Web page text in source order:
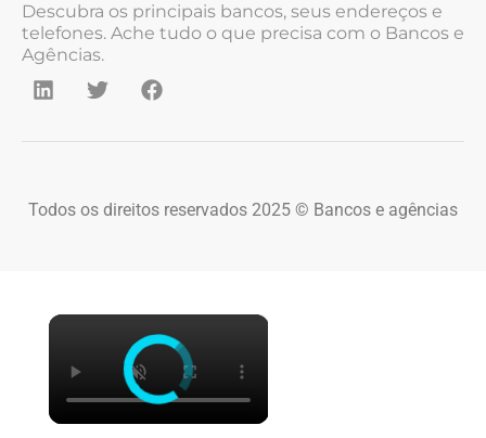
Descubra os principais bancos, seus endereços e
telefones. Ache tudo o que precisa com o Bancos e
Agências.
Todos os direitos reservados 2025 © Bancos e agências
×